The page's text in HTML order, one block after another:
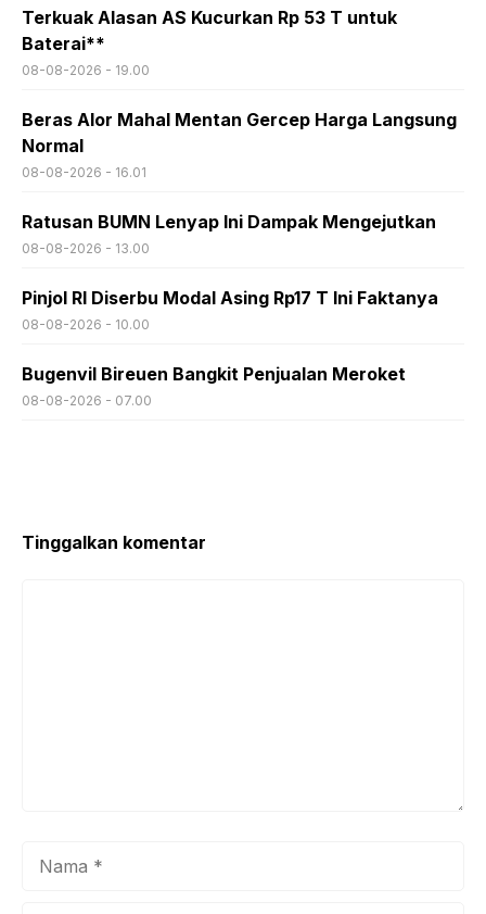
Terkuak Alasan AS Kucurkan Rp 53 T untuk
Baterai**
08-08-2026 - 19.00
Beras Alor Mahal Mentan Gercep Harga Langsung
Normal
08-08-2026 - 16.01
Ratusan BUMN Lenyap Ini Dampak Mengejutkan
08-08-2026 - 13.00
Pinjol RI Diserbu Modal Asing Rp17 T Ini Faktanya
08-08-2026 - 10.00
Bugenvil Bireuen Bangkit Penjualan Meroket
08-08-2026 - 07.00
Tinggalkan komentar